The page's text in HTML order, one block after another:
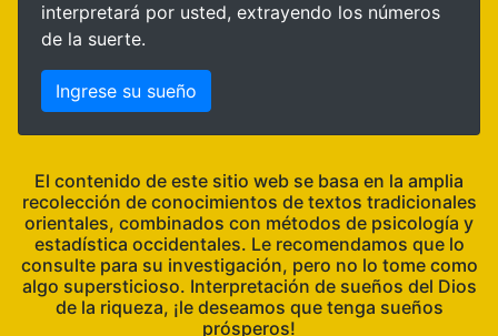
interpretará por usted, extrayendo los números
de la suerte.
Ingrese su sueño
El contenido de este sitio web se basa en la amplia
recolección de conocimientos de textos tradicionales
orientales, combinados con métodos de psicología y
estadística occidentales. Le recomendamos que lo
consulte para su investigación, pero no lo tome como
algo supersticioso. Interpretación de sueños del Dios
de la riqueza, ¡le deseamos que tenga sueños
prósperos!